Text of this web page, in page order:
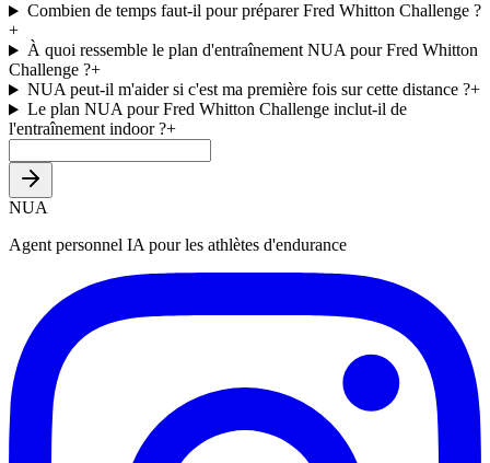
Combien de temps faut-il pour préparer Fred Whitton Challenge ?
+
À quoi ressemble le plan d'entraînement NUA pour Fred Whitton
Challenge ?+
NUA peut-il m'aider si c'est ma première fois sur cette distance ?+
Le plan NUA pour Fred Whitton Challenge inclut-il de
l'entraînement indoor ?+
NUA
Agent personnel IA pour les athlètes d'endurance